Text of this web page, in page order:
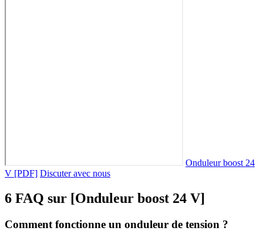
Onduleur boost 24
V [PDF] Discuter avec nous
6 FAQ sur [Onduleur boost 24 V]
Comment fonctionne un onduleur de tension ?